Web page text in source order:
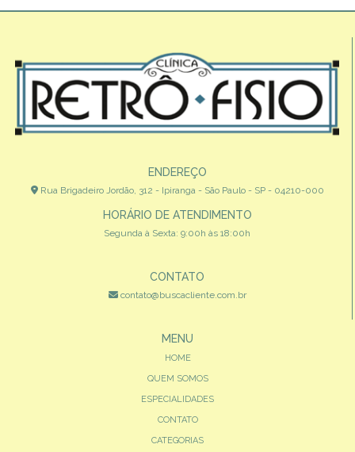
ENDEREÇO
Rua Brigadeiro Jordão, 312 - Ipiranga - São Paulo - SP - 04210-000
HORÁRIO DE ATENDIMENTO
Segunda à Sexta: 9:00h às 18:00h
CONTATO
contato@buscacliente.com.br
MENU
HOME
QUEM SOMOS
ESPECIALIDADES
CONTATO
CATEGORIAS